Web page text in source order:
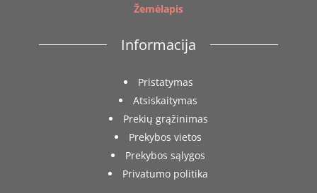
Žemėlapis
Informacija
Pristatymas
Atsiskaitymas
Prekių grąžinimas
Prekybos vietos
Prekybos sąlygos
Privatumo politika